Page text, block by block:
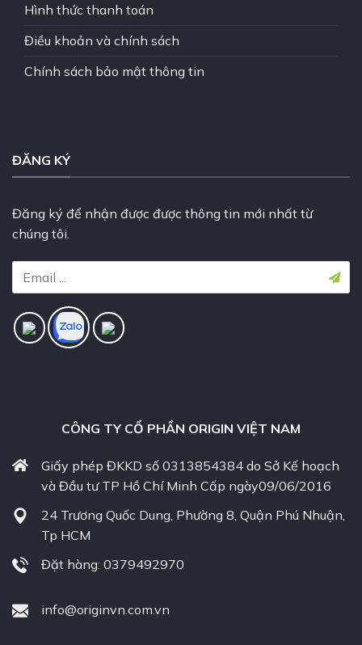
Hình thức thanh toán
Điều khoản và chính sách
Chính sách bảo mật thông tin
ĐĂNG KÝ
Đăng ký để nhận được được thông tin mới nhất từ
chúng tôi.
CÔNG TY CỔ PHẦN ORIGIN VIỆT NAM
Giấy phép ĐKKD số 0313854384 do Sở Kế hoạch
và Đầu tư TP Hồ Chí Minh Cấp ngày09/06/2016
24 Trương Quốc Dung, Phường 8, Quận Phú Nhuận,
Tp HCM
Đặt hàng: 0379492970
info@originvn.com.vn